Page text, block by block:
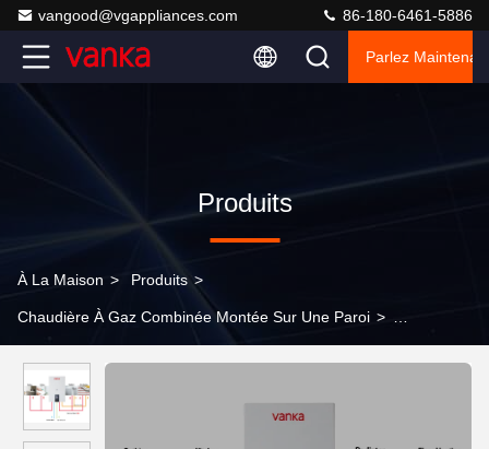
vangood@vgappliances.com 86-180-6461-5886
Parlez
Produits
À La Maison > Produits >
Chaudière À Gaz Combinée Montée Sur Une Paroi >